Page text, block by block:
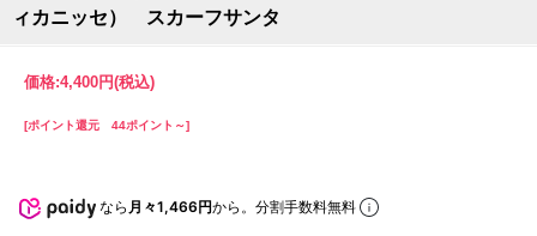
ィカニッセ） スカーフサンタ
価格:4,400円(税込)
[ポイント還元 44ポイント～]
なら 月々1,466円から。分割手数料無料